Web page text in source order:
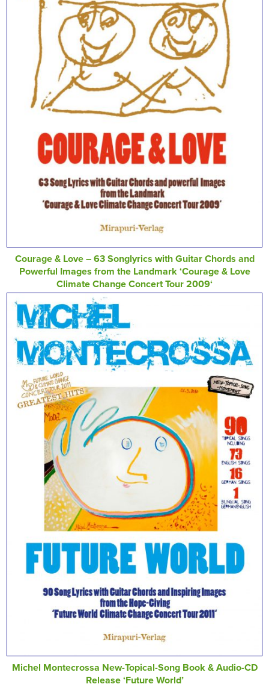
Courage & Love – 63 Songlyrics with Guitar Chords and
Powerful Images from the Landmark ‘Courage & Love
Climate Change Concert Tour 2009‘
Michel Montecrossa New-Topical-Song Book & Audio-CD
Release ‘Future World’